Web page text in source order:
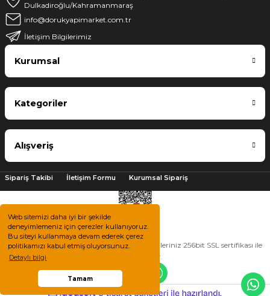
Web sitemizi daha iyi bir şekilde
deneyimlemeniz için çerezler kullanıyoruz.
Bu siteyi kullanmaya devam ederek çerez
politikamızı kabul etmiş oluyorsunuz.
Detaylı bilgi
Tamam
Dulkadiroğlu/Kahramanmaraş
info@dorukyapimarket.com.tr
İletişim Bilgilerimiz
Kurumsal
Kategoriler
Alışveriş
Sipariş Takibi İletişim Formu Kurumsal Sipariş
2025 © Tüm hakları saklıdır. Kredi kartı bilgileriniz 256bit SSL sertifikası ile
korunmaktadır.
e-